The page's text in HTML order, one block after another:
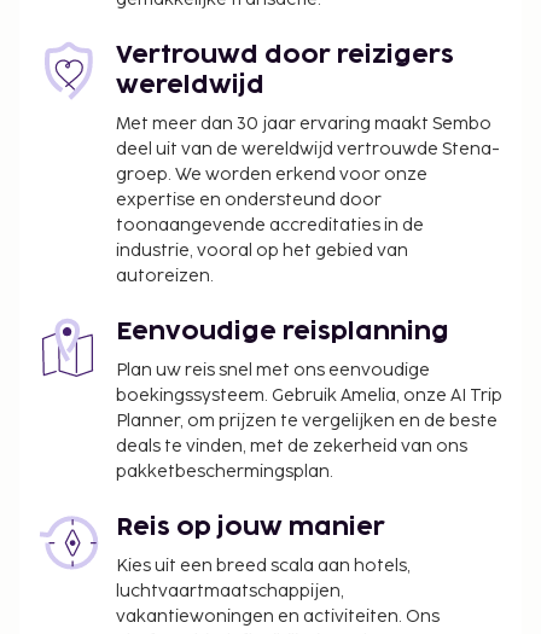
strandbar. Dagelijks kun je tegen betaling genieten
van een lekker uitgebreid ontbijt, dat geserveerd
Toeslag voor het uitgebreid ontbijt: ca. TRY 850
voor volwassenen en ca. TRY 425 voor kinderen
Laat uitchecken is tegen een toeslag mogelijk
(onder voorbehoud van beschikbaarheid)
Toeslag voor extra bed: TRY 750.0 per nacht
borgsommen zijn mogelijk excl. btw en kunnen
wijzigen.
Het seizoensgebonden zwembad is geopend
van 01 mei t/m 01 oktober.
Eén kind t/m 6 jaar oud per geregistreerde
volwassene verblijft gratis, wanneer hij/zij in
dezelfde kamer als de ouders of voogd slaapt
en het aanwezige beddengoed gebruikt.
Huisdieren zijn alleen in specifieke kamers
toegestaan. Je kunt een van deze kamers
boeken door rechtstreeks contact op te nemen
Vertrouwd door reizigers
wereldwijd
Met meer dan 30 jaar ervaring maakt Sembo
deel uit van de wereldwijd vertrouwde Stena-
groep. We worden erkend voor onze
expertise en ondersteund door
toonaangevende accreditaties in de
industrie, vooral op het gebied van
autoreizen.
Eenvoudige reisplanning
Plan uw reis snel met ons eenvoudige
boekingssysteem. Gebruik Amelia, onze AI Trip
Planner, om prijzen te vergelijken en de beste
deals te vinden, met de zekerheid van ons
pakketbeschermingsplan.
Reis op jouw manier
Kies uit een breed scala aan hotels,
luchtvaartmaatschappijen,
vakantiewoningen en activiteiten. Ons